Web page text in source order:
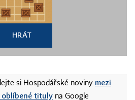
HRÁT
si Hospodářské noviny mezi
oblíbené tituly na Google